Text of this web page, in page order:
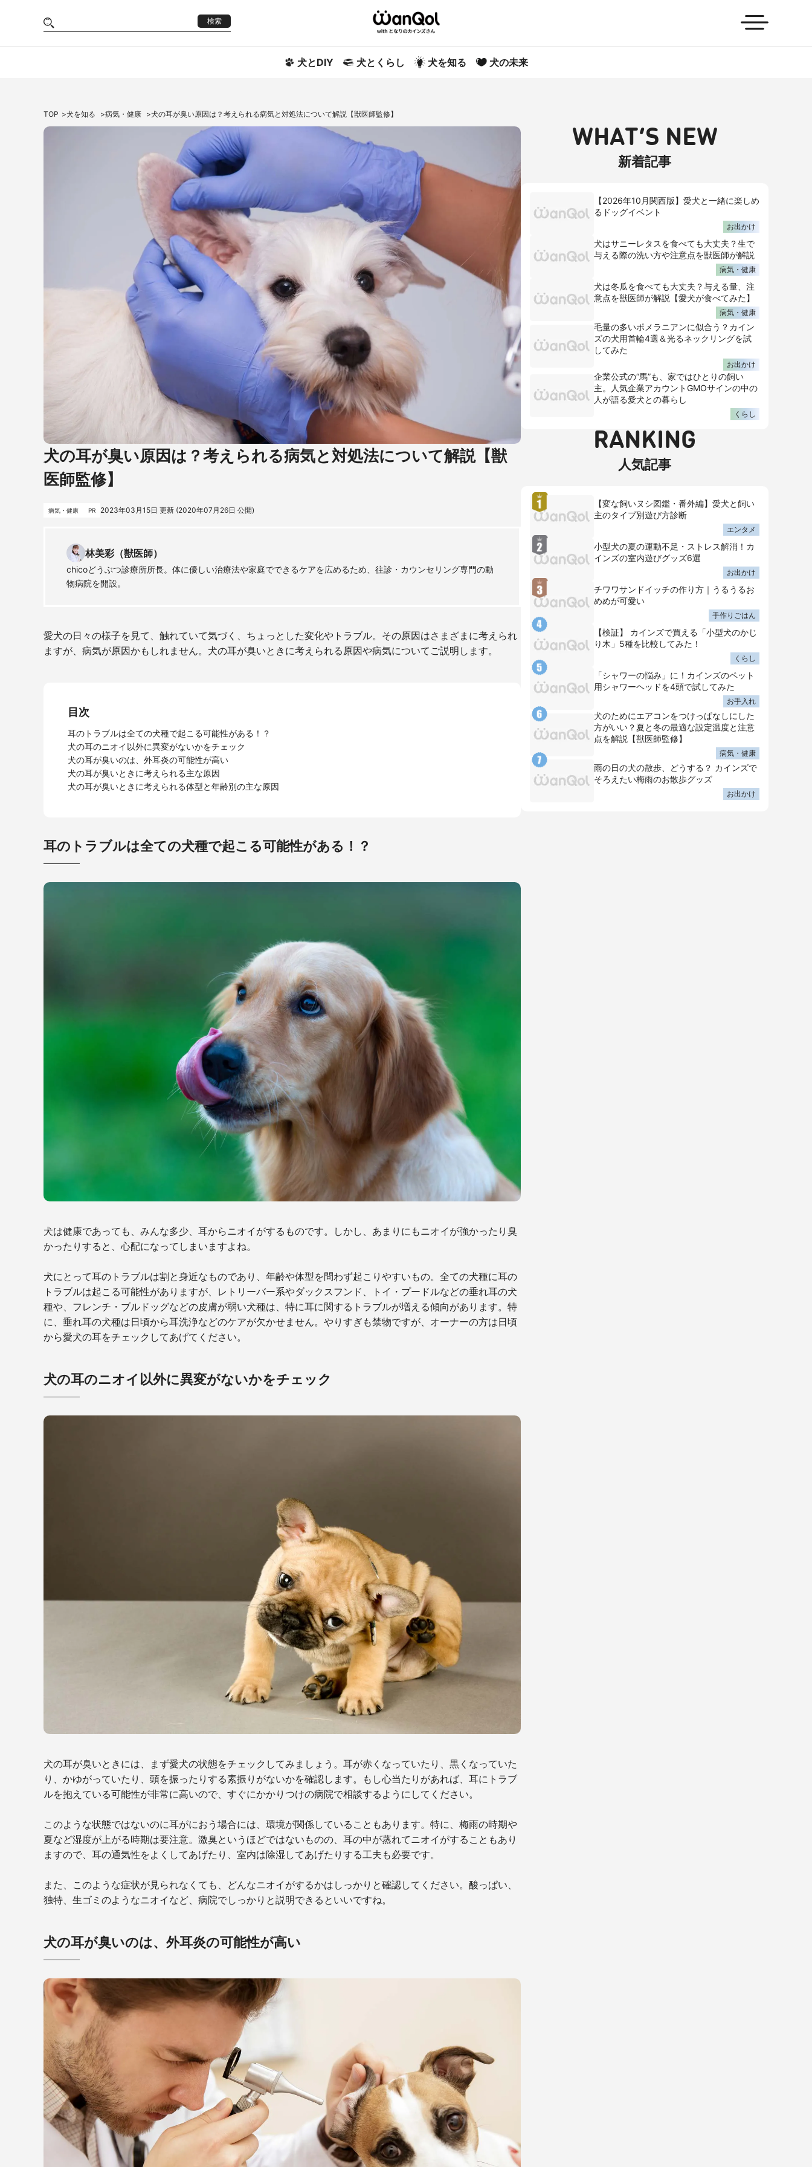
検索
犬とDIY 犬とくらし 犬を知る 犬の未来
TOP 犬を知る 病気・健康 犬の耳が臭い原因は？考えられる病気と対処法について解説【獣医師監修】
犬の耳が臭い原因は？考えられる病気と対処法について解説【獣
医師監修】
病気・健康 PR 2023年03月15日 更新 (2020年07月26日 公開)
林美彩（獣医師）
chicoどうぶつ診療所所長。体に優しい治療法や家庭でできるケアを広めるため、往診・カウンセリング専門の動
物病院を開設。
愛犬の日々の様子を見て、触れていて気づく、ちょっとした変化やトラブル。その原因はさまざまに考えられ
ますが、病気が原因かもしれません。犬の耳が臭いときに考えられる原因や病気についてご説明します。
目次
耳のトラブルは全ての犬種で起こる可能性がある！？
犬の耳のニオイ以外に異変がないかをチェック
犬の耳が臭いのは、外耳炎の可能性が高い
犬の耳が臭いときに考えられる主な原因
犬の耳が臭いときに考えられる体型と年齢別の主な原因
耳のトラブルは全ての犬種で起こる可能性がある！？
犬は健康であっても、みんな多少、耳からニオイがするものです。しかし、あまりにもニオイが強かったり臭
かったりすると、心配になってしまいますよね。
犬にとって耳のトラブルは割と身近なものであり、年齢や体型を問わず起こりやすいもの。全ての犬種に耳の
トラブルは起こる可能性がありますが、レトリーバー系やダックスフンド、トイ・プードルなどの垂れ耳の犬
種や、フレンチ・ブルドッグなどの皮膚が弱い犬種は、特に耳に関するトラブルが増える傾向があります。特
に、垂れ耳の犬種は日頃から耳洗浄などのケアが欠かせません。やりすぎも禁物ですが、オーナーの方は日頃
から愛犬の耳をチェックしてあげてください。
犬の耳のニオイ以外に異変がないかをチェック
犬の耳が臭いときには、まず愛犬の状態をチェックしてみましょう。耳が赤くなっていたり、黒くなっていた
り、かゆがっていたり、頭を振ったりする素振りがないかを確認します。もし心当たりがあれば、耳にトラブ
ルを抱えている可能性が非常に高いので、すぐにかかりつけの病院で相談するようにしてください。
このような状態ではないのに耳がにおう場合には、環境が関係していることもあります。特に、梅雨の時期や
夏など湿度が上がる時期は要注意。激臭というほどではないものの、耳の中が蒸れてニオイがすることもあり
ますので、耳の通気性をよくしてあげたり、室内は除湿してあげたりする工夫も必要です。
また、このような症状が見られなくても、どんなニオイがするかはしっかりと確認してください。酸っぱい、
独特、生ゴミのようなニオイなど、病院でしっかりと説明できるといいですね。
犬の耳が臭いのは、外耳炎の可能性が高い
WHAT’S NEW
新着記事
【2026年10月関西版】愛犬と一緒に楽しめ
るドッグイベント
お出かけ
犬はサニーレタスを食べても大丈夫？生で
与える際の洗い方や注意点を獣医師が解説
病気・健康
犬は冬瓜を食べても大丈夫？与える量、注
意点を獣医師が解説【愛犬が食べてみた】
病気・健康
毛量の多いポメラニアンに似合う？カイン
ズの犬用首輪4選＆光るネックリングを試
してみた
お出かけ
企業公式の“馬”も、家ではひとりの飼い
主。人気企業アカウントGMOサインの中の
人が語る愛犬との暮らし
くらし
RANKING
人気記事
【変な飼いヌシ図鑑・番外編】愛犬と飼い
主のタイプ別遊び方診断
エンタメ
小型犬の夏の運動不足・ストレス解消！カ
インズの室内遊びグッズ6選
お出かけ
チワワサンドイッチの作り方｜うるうるお
めめが可愛い
手作りごはん
【検証】 カインズで買える「小型犬のかじ
り木」5種を比較してみた！
くらし
「シャワーの悩み」に！カインズのペット
用シャワーヘッドを4頭で試してみた
お手入れ
犬のためにエアコンをつけっぱなしにした
方がいい？夏と冬の最適な設定温度と注意
点を解説【獣医師監修】
病気・健康
雨の日の犬の散歩、どうする？ カインズで
そろえたい梅雨のお散歩グッズ
お出かけ